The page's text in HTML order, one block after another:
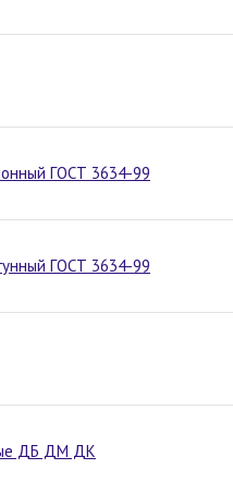
ГОСТ 3634-99
ГОСТ 3634-99
ДБ ДМ ДК